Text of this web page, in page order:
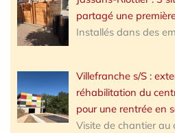
partagé une
Installés dans des
Villefranche s/S :
réhabilitation du
pour une rentrée en
Visite de chantier au